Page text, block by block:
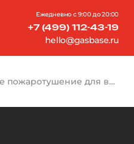
Ежедневно с 9:00 до 20:00
+7 (499) 112-43-19
hello@gasbase.ru
Газовое пожаротушение для венткамеры